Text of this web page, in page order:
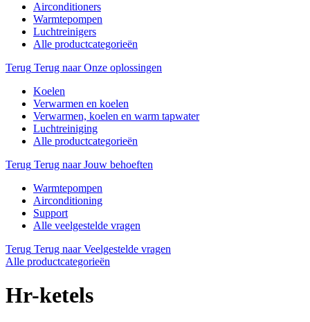
Airconditioners
Warmtepompen
Luchtreinigers
Alle productcategorieën
Terug Terug naar Onze oplossingen
Koelen
Verwarmen en koelen
Verwarmen, koelen en warm tapwater
Luchtreiniging
Alle productcategorieën
Terug Terug naar Jouw behoeften
Warmtepompen
Airconditioning
Support
Alle veelgestelde vragen
Terug Terug naar Veelgestelde vragen
Alle productcategorieën
Hr-ketels